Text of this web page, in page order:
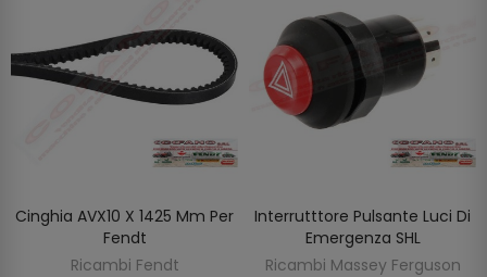
AGGIUNGI AL CARRELLO
Cinghia AVX10 X 1425 Mm Per
Fendt
Ricambi Fendt
SCOPRIRE
Interrutttore Pulsante Luci Di
Emergenza SHL
Ricambi Massey Ferguson